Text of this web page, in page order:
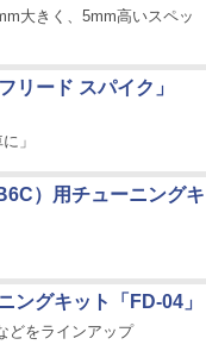
大きく、5mm高いスペッ
リード スパイク」
」
）用チューニングキ
ングキット「FD-04」
どをラインアップ